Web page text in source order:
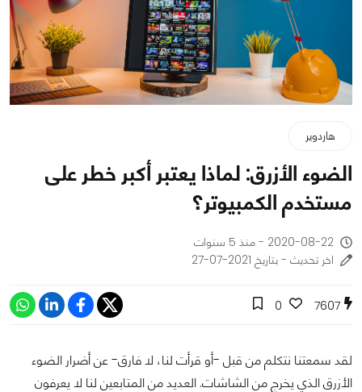
هاردوير
الضوء الأزرق: لماذا يعتبر أكبر خطر على
مستخدم الكمبيوتر؟
2020-08-22 - منذ 5 سنوات
اخر تحديث - بتاريخ 2021-07-27
7607
0
لقد سمعتنا نتكلم من قبل -أو قرأت لنا، لا فارق- عن أضرار الضوء
الأزرق الذي يخرج من الشاشات. العديد من المتابعين لنا لا يعرفون